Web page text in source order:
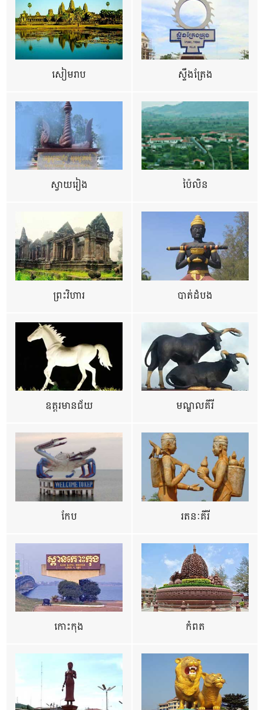
សៀមរាប ស្ទឹងត្រែង
ស្វាយរៀង ប៉ៃលិន
ព្រះវិហារ បាត់ដំបង
ឧត្ដរមានជ័យ មណ្ឌលគីរី
កែប រតនៈគីរី
កោះកុង កំពត